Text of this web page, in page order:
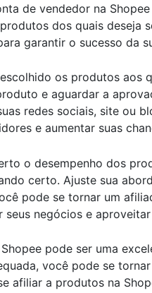
de vendedor na
dos quais deseja
garantir o sucesso da
os produtos aos
e aguardar a
redes sociais, site ou
e aumentar suas
o desempenho dos
certo. Ajuste sua
pode se tornar um
negócios e
pode ser uma
você pode se
afiliar a produtos na